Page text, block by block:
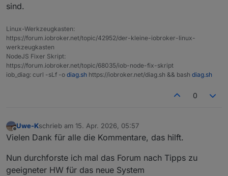
Problemen wieder gestartet werden. Ein zweite
Festplatte für das neue System habe ich, somit kann
ich das neue System komplett vorbereiten.
Allerdings habe ich noch nie ein Restore von einem
Backup gemacht, daher kenne ich die Fallstricke nicht,
wenn man OS übergreifend etwas migriert.
sind.
Linux-Werkzeugkasten:
https://forum.iobroker.net/topic/42952/der-kleine-iobroker-linux-
werkzeugkasten
NodeJS Fixer Skript:
https://forum.iobroker.net/topic/68035/iob-node-fix-skript
iob_diag: curl -sLf -o diag.sh https://iobroker.net/diag.sh && bash diag.sh
0
Offline
Uwe-Kschrieb am 15. Apr. 2026, 05:57
zuletzt editiert von
Vielen Dank für alle die Kommentare, das hilft.
Nun durchforste ich mal das Forum nach Tipps zu
geeigneter HW für das neue System